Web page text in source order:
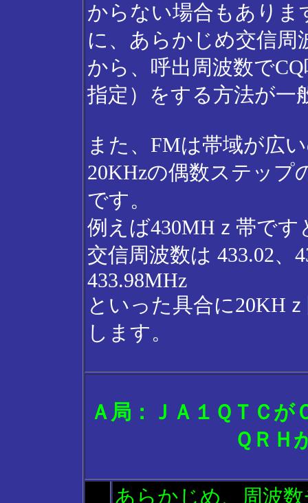
からない場合もあり
に、あらかじめ交信周
から、呼出周波数で
指定）をする方法が一
また、FMは帯域が広
20KHzの偶数ステップ
です。
例えば430MHｚ帯です
交信周波数は 433.02、
433.98MHz
といった具合に20KH
します。
Ａ局：ＪＡ１ＱＴＣ
ＱＲＨ
あらかじめ、周波